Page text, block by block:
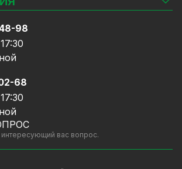
обслуживание
оферты
объёма HDD
98
68
вас вопрос.